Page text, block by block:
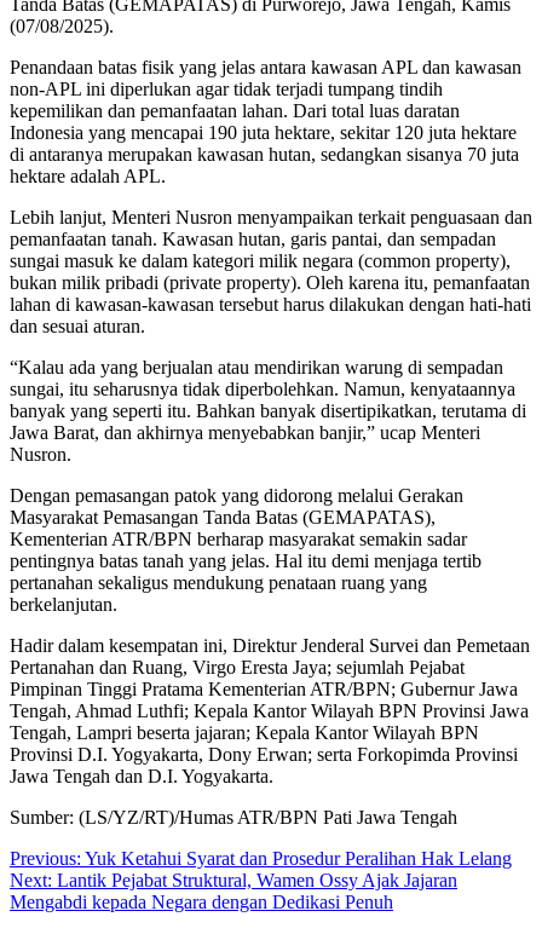
(07/08/2025).
Penandaan batas fisik yang jelas antara kawasan APL dan kawasan
non-APL ini diperlukan agar tidak terjadi tumpang tindih
kepemilikan dan pemanfaatan lahan. Dari total luas daratan
Indonesia yang mencapai 190 juta hektare, sekitar 120 juta hektare
di antaranya merupakan kawasan hutan, sedangkan sisanya 70 juta
hektare adalah APL.
Lebih lanjut, Menteri Nusron menyampaikan terkait penguasaan dan
pemanfaatan tanah. Kawasan hutan, garis pantai, dan sempadan
sungai masuk ke dalam kategori milik negara (common property),
bukan milik pribadi (private property). Oleh karena itu, pemanfaatan
lahan di kawasan-kawasan tersebut harus dilakukan dengan hati-hati
dan sesuai aturan.
“Kalau ada yang berjualan atau mendirikan warung di sempadan
sungai, itu seharusnya tidak diperbolehkan. Namun, kenyataannya
banyak yang seperti itu. Bahkan banyak disertipikatkan, terutama di
Jawa Barat, dan akhirnya menyebabkan banjir,” ucap Menteri
Nusron.
Dengan pemasangan patok yang didorong melalui Gerakan
Masyarakat Pemasangan Tanda Batas (GEMAPATAS),
Kementerian ATR/BPN berharap masyarakat semakin sadar
pentingnya batas tanah yang jelas. Hal itu demi menjaga tertib
pertanahan sekaligus mendukung penataan ruang yang
berkelanjutan.
Hadir dalam kesempatan ini, Direktur Jenderal Survei dan Pemetaan
Pertanahan dan Ruang, Virgo Eresta Jaya; sejumlah Pejabat
Pimpinan Tinggi Pratama Kementerian ATR/BPN; Gubernur Jawa
Tengah, Ahmad Luthfi; Kepala Kantor Wilayah BPN Provinsi Jawa
Tengah, Lampri beserta jajaran; Kepala Kantor Wilayah BPN
Provinsi D.I. Yogyakarta, Dony Erwan; serta Forkopimda Provinsi
Jawa Tengah dan D.I. Yogyakarta.
Sumber: (LS/YZ/RT)/Humas ATR/BPN Pati Jawa Tengah
Post
navigation
Previous: Yuk Ketahui Syarat dan Prosedur Peralihan Hak Lelang
Next: Lantik Pejabat Struktural, Wamen Ossy Ajak Jajaran
Mengabdi kepada Negara dengan Dedikasi Penuh